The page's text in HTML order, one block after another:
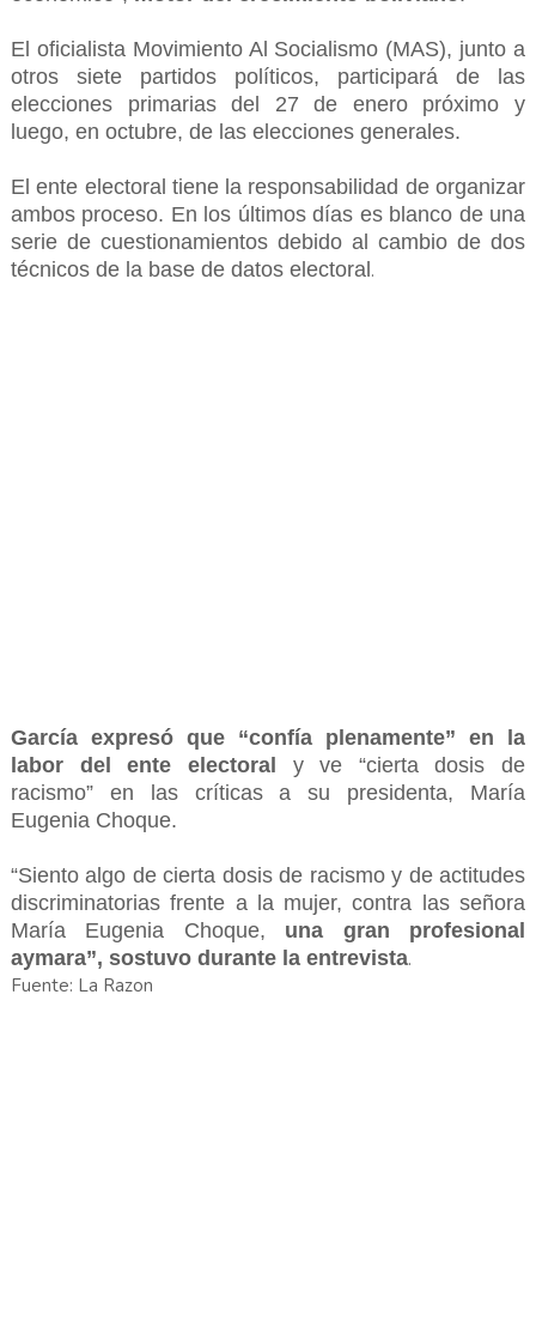
El oficialista Movimiento Al Socialismo (MAS), junto a
otros siete partidos políticos, participará de las
elecciones primarias del 27 de enero próximo y
luego, en octubre, de las elecciones generales.
El ente electoral tiene la responsabilidad de organizar
ambos proceso. En los últimos días es blanco de una
serie de cuestionamientos debido al cambio de dos
técnicos de la base de datos electoral .
García expresó que “confía plenamente” en la
labor del ente electoral y ve “cierta dosis de
racismo” en las críticas a su presidenta, María
Eugenia Choque.
“Siento algo de cierta dosis de racismo y de actitudes
discriminatorias frente a la mujer, contra las señora
María Eugenia Choque, una gran profesional
aymara”, sostuvo durante la entrevista.
Fuente: La Razon